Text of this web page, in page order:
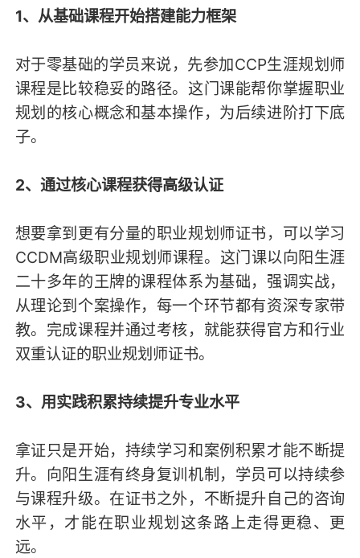
1、从基础课程开始搭建能力框架
对于零基础的学员来说，先参加CCP生涯规划师
课程是比较稳妥的路径。这门课能帮你掌握职业
规划的核心概念和基本操作，为后续进阶打下底
子。
2、通过核心课程获得高级认证
想要拿到更有分量的职业规划师证书，可以学习
CCDM高级职业规划师课程。这门课以向阳生涯
二十多年的王牌的课程体系为基础，强调实战，
从理论到个案操作，每一个环节都有资深专家带
教。完成课程并通过考核，就能获得官方和行业
双重认证的职业规划师证书。
3、用实践积累持续提升专业水平
拿证只是开始，持续学习和案例积累才能不断提
升。向阳生涯有终身复训机制，学员可以持续参
与课程升级。在证书之外，不断提升自己的咨询
水平，才能在职业规划这条路上走得更稳、更
远。